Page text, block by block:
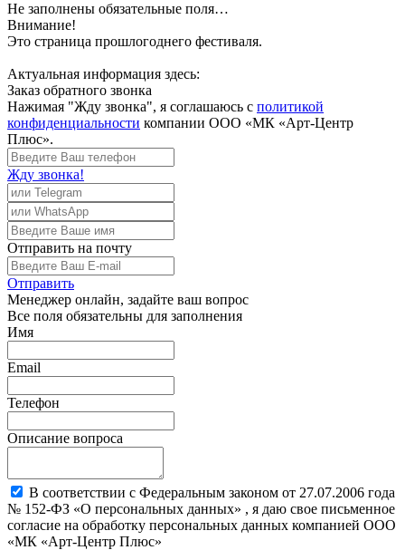
Не заполнены обязательные поля…
Внимание!
Это страница прошлогоднего фестиваля.
Актуальная информация здесь:
Заказ обратного звонка
Нажимая "Жду звонка", я соглашаюсь с политикой
конфиденциальности компании ООО «МК «Арт-Центр
Плюс».
Жду звонка!
Отправить на почту
Отправить
Менеджер онлайн, задайте ваш вопрос
Все поля обязательны для заполнения
Имя
Email
Телефон
Описание вопроса
В соответствии с Федеральным законом от 27.07.2006 года
№ 152-ФЗ «О персональных данных» , я даю свое письменное
согласие на обработку персональных данных компанией ООО
«МК «Арт-Центр Плюс»